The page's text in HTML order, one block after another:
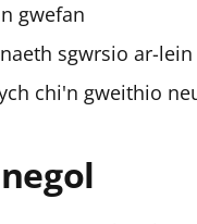
gwefan
sgwrsio ar-lein
chi'n gweithio